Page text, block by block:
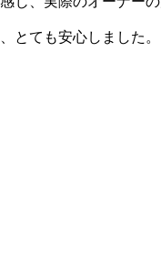
とても安心しました。